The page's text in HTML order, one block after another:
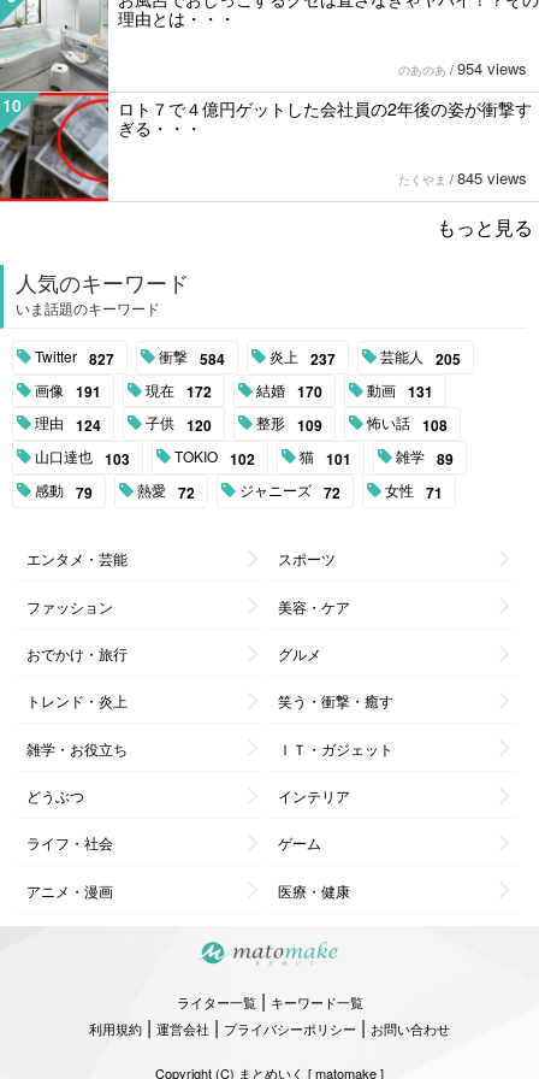
理由とは・・・
のあのあ / 954 views
10
ロト７で４億円ゲットした会社員の2年後の姿が衝撃す
ぎる・・・
たくやま / 845 views
もっと見る
人気のキーワード
いま話題のキーワード
Twitter 827 衝撃 584 炎上 237 芸能人 205
画像 191 現在 172 結婚 170 動画 131
理由 124 子供 120 整形 109 怖い話 108
山口達也 103 TOKIO 102 猫 101 雑学 89
感動 79 熱愛 72 ジャニーズ 72 女性 71
エンタメ・芸能 スポーツ
ファッション 美容・ケア
おでかけ・旅行 グルメ
トレンド・炎上 笑う・衝撃・癒す
雑学・お役立ち ＩＴ・ガジェット
どうぶつ インテリア
ライフ・社会 ゲーム
アニメ・漫画 医療・健康
ライター一覧| キーワード一覧
利用規約 | 運営会社 | プライバシーポリシー | お問い合わせ
Copyright (C) まとめいく [ matomake ]